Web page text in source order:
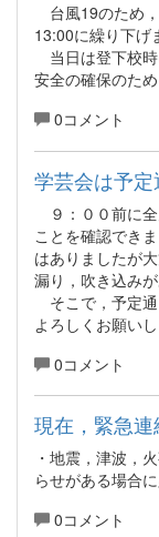
台風19のため
13:00に繰り下げ
当日は登下校時
安全の確保のた
0コメント
学芸会は予定
９：００前に
ことを確認でき
はありましたが
漏り，吹き込み
そこで，予定
よろしくお願いし
0コメント
現在，緊急連
・地震，津波，
らせがある場合
0コメント